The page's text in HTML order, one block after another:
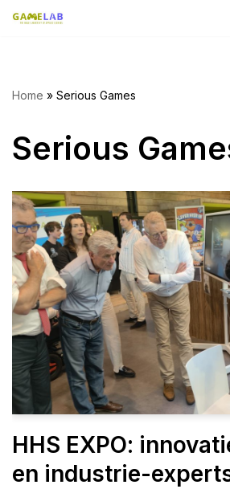
de
Home » Serious Games
Serious
HHS EXPO:
en industrie-